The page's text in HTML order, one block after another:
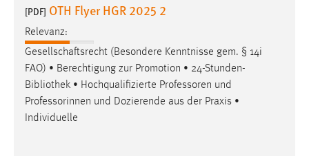
[PDF] OTH Flyer HGR 2025 2
Relevanz:
Gesellschaftsrecht (Besondere Kenntnisse gem. § 14i
FAO) • Berechtigung zur Promotion • 24-Stunden-
Bibliothek • Hochqualifizierte Professoren und
Professorinnen und Dozierende aus der Praxis •
Individuelle
MibewSessionID, mibew-chat-frame-style-
5e9dbeb1811c0446 = Sitzungslaufzeit, mibew_locale = 3
Jahre, MIBEW_UserID = 1 Jahr
Login